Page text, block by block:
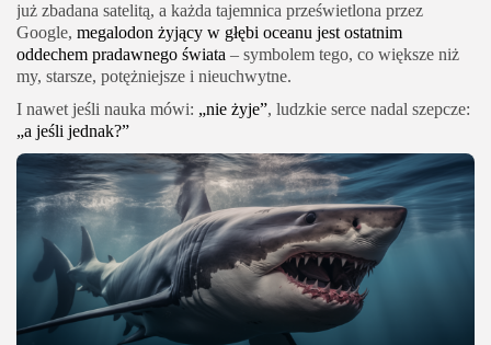
już zbadana satelitą, a każda tajemnica prześwietlona przez
Google, megalodon żyjący w głębi oceanu jest ostatnim
oddechem pradawnego świata – symbolem tego, co większe niż
my, starsze, potężniejsze i nieuchwytne.
I nawet jeśli nauka mówi: „nie żyje”, ludzkie serce nadal szepcze:
„a jeśli jednak?”